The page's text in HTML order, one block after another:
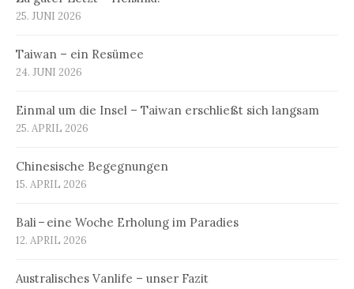
25. JUNI 2026
Taiwan – ein Resümee
24. JUNI 2026
Einmal um die Insel – Taiwan erschließt sich langsam
25. APRIL 2026
Chinesische Begegnungen
15. APRIL 2026
Bali – eine Woche Erholung im Paradies
12. APRIL 2026
Australisches Vanlife – unser Fazit